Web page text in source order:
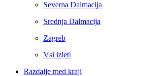
Severna Dalmacija
Srednja Dalmacija
Zagreb
Vsi izleti
Razdalje med kraji